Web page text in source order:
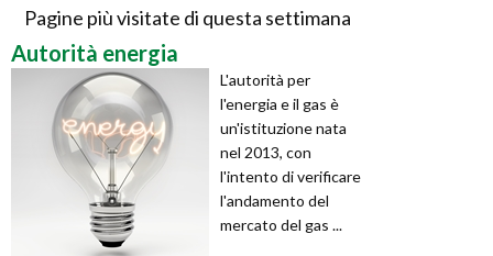
Pagine più visitate di questa settimana
Autorità energia
L'autorità per
l'energia e il gas è
un'istituzione nata
nel 2013, con
l'intento di verificare
l'andamento del
mercato del gas ...